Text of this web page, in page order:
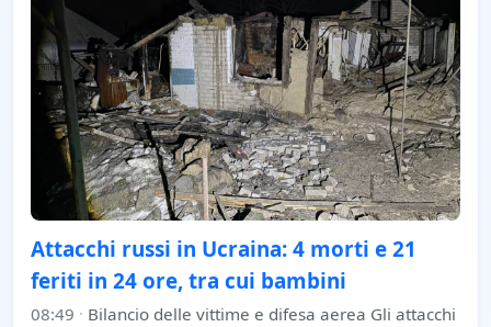
Attacchi russi in Ucraina: 4 morti e 21
feriti in 24 ore, tra cui bambini
08:49 · Bilancio delle vittime e difesa aerea Gli attacchi